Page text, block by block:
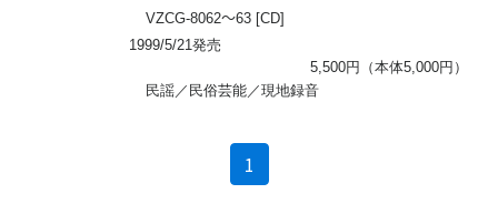
VZCG-8062〜63 [CD]
1999/5/21発売
5,500円（本体5,000円）
民謡／民俗芸能／現地録音
1